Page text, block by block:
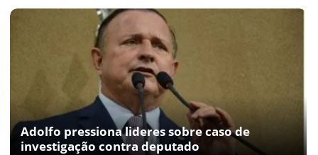
Adolfo pressiona lideres sobre caso de
investigação contra deputado